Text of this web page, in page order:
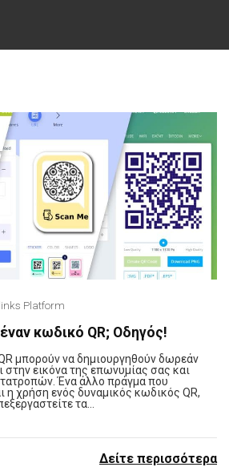
Platform
κωδικό QR; Οδηγός!
μπορούν να δημιουργηθούν δωρεάν
εικόνα της επωνυμίας σας και
Ένα άλλο πράγμα που
η χρήση ενός δυναμικός κωδικός QR,
τα…
Δείτε περισσότερα